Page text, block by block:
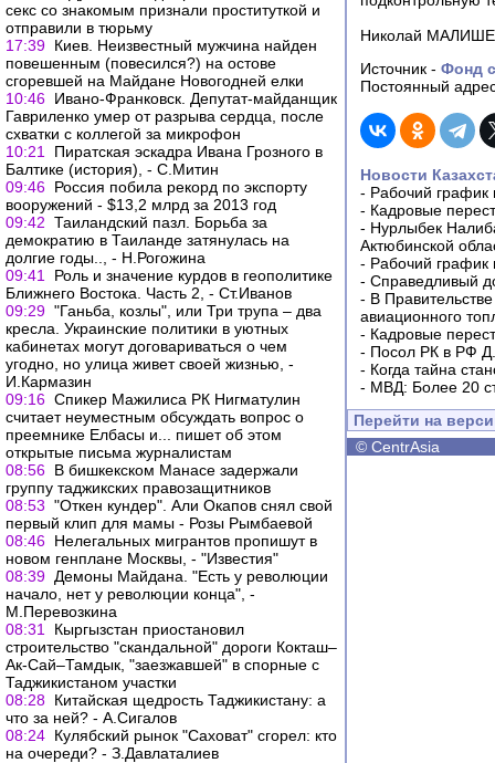
секс со знакомым признали проституткой и
отправили в тюрьму
17:39 Киев. Неизвестный мужчина найден
повешенным (повесился?) на остове
сгоревшей на Майдане Новогодней елки
10:46 Ивано-Франковск. Депутат-майданщик
Гавриленко умер от разрыва сердца, после
схватки с коллегой за микрофон
10:21
Пиратская эскадра Ивана Грозного в
Балтике (история), - С.Митин
09:46 Россия побила рекорд по экспорту
вооружений - $13,2 млрд за 2013 год
09:42 Таиландский пазл. Борьба за
демократию в Таиланде затянулась на
долгие годы.., - Н.Рогожина
09:41
Роль и значение курдов в геополитике
Ближнего Востока. Часть 2, - Ст.Иванов
09:29 "Ганьба, козлы", или Три трупа – два
кресла. Украинские политики в уютных
кабинетах могут договариваться о чем
угодно, но улица живет своей жизнью, -
И.Кармазин
09:16 Спикер Мажилиса РК Нигматулин
считает неуместным обсуждать вопрос о
преемнике Елбасы и... пишет об этом
открытые письма журналистам
08:56 В бишкекском Манасе задержали
группу таджикских правозащитников
08:53 "От­кен кун­дер". Али Окапов снял свой
первый клип для мамы - Розы Рымбаевой
08:46 Нелегальных мигрантов пропишут в
новом генплане Москвы, - "Известия"
08:39 Демоны Майдана. "Есть у революции
начало, нет у революции конца", -
М.Перевозкина
08:31
Кыргызстан приостановил
строительство "скандальной" дороги Кокташ–
Ак-Сай–Тамдык, "заезжавшей" в спорные с
Таджикистаном участки
08:28 Китайская щедрость Таджикистану: а
что за ней? - А.Сигалов
08:24 Кулябский рынок "Саховат" сгорел: кто
на очереди? - З.Давлаталиев
Николай
Источник - Фонд
Постоянный
Новости
- Рабочий график
- Кадровые
- Нурлыбек
Актюбинской
- Рабочий график
- Справедливый
- В
авиационного
- Кадровые
- Посол РК в РФ
- Когда тайна
- МВД: Более 20
Перейти на
© CentrAsia